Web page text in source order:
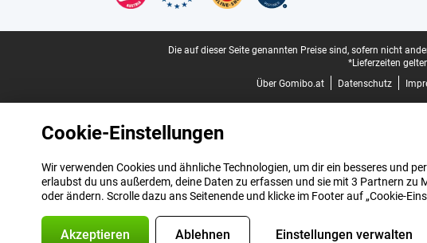
Die auf dieser Seite genannten Preise sind, sofern nicht
*Lieferzeiten
Über Gomibo.at
Datenschutz
Cookie-Einstellungen
Wir verwenden Cookies und ähnliche Technologien, um dir ein besseres und
erlaubst du uns außerdem, deine Daten zu erfassen und sie mit 3 Partnern
oder ändern. Scrolle dazu ans Seitenende und klicke im Footer auf „Cookie-
Akzeptieren Ablehnen Einstellungen verwalten